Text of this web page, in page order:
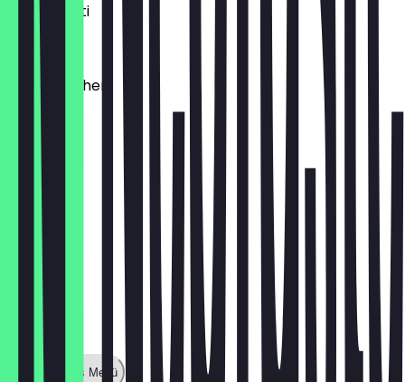
Dinkelkrusti
1,10 €
Käsebrötchen
1,60 €
Zeige ganzes Menü